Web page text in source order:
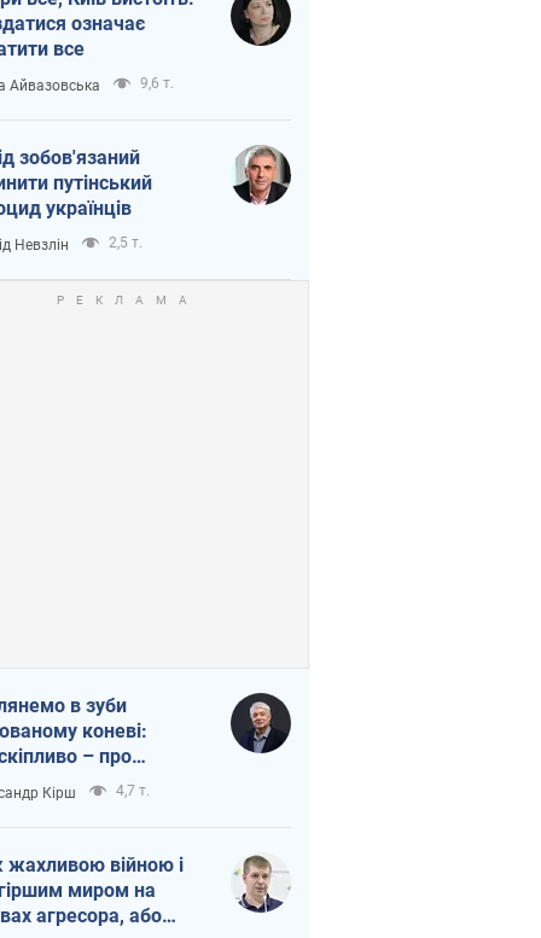
означає
все
Айвазовська 9,6 т.
зобов'язаний
путінський
українців
Невзлін 2,5 т.
в зуби
коневі:
– про
Україні
Кірш 4,7 т.
жахливою війною і
миром на
агресора, або